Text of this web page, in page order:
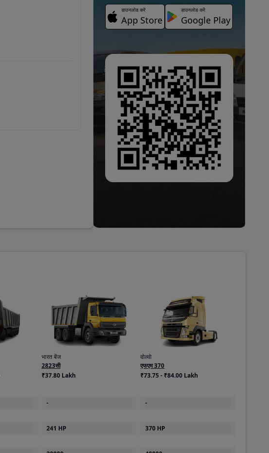
डाउनलोड करें
App Store
डाउनलोड करें
Google Play
भारत बेंज
2823सी
₹37.80 Lakh
-
241 HP
वोल्वो
एफएम 370
₹73.75 - ₹84.00 Lakh
-
370 HP